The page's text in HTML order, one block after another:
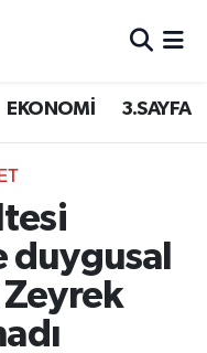
EKONOMİ 3.SAYFA
Fikstür